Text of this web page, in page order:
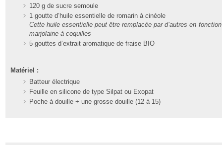
120 g de sucre semoule
1 goutte d’huile essentielle de romarin àcinéole
Cette huile essentielle peut être remplacée par d’autres en
marjolaine à coquilles
5 gouttes d’extrait aromatique de fraise BIO
Matériel :
Batteur électrique
Feuille en silicone de type Silpat ou Exopat
Poche à douille + une grosse douille (12 à 15)